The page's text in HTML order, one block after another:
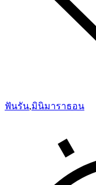
ฟันรัน,มินิมาราธอน